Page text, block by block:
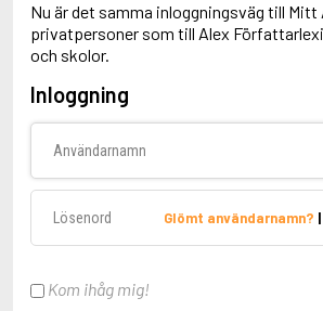
Nu är det samma inloggningsväg till Mitt
privatpersoner som till Alex
och skolor.
Inloggning
Glömt användarnamn? |
Kom ihåg mig!